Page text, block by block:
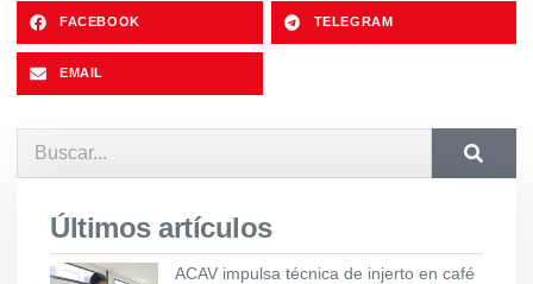
FACEBOOK TELEGRAM
EMAIL
Últimos artículos
ACAV impulsa técnica de injerto en café